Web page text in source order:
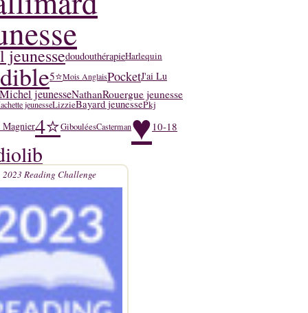
jeunessedoudouthérapieHarlequin
5⭐Mois AnglaisPocketJ'ai Lu
jeunesseNathanRouergue jeunesse
jeunesseLizzieBayard jeunessePkj
4⭐GibouléesCasterman♥ 10-18
2023 Reading Challenge